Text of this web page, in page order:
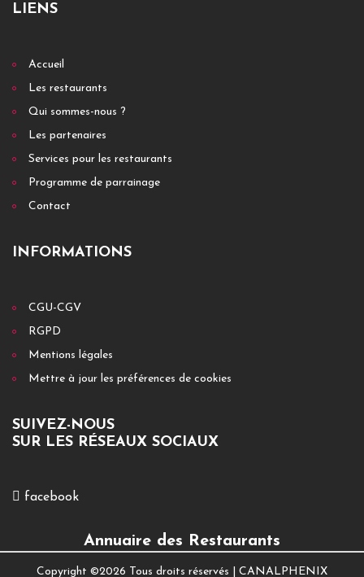
LIENS
Accueil
Les restaurants
Qui sommes-nous ?
Les partenaires
Services pour les restaurants
Programme de parrainage
Contact
INFORMATIONS
CGU-CGV
RGPD
Mentions légales
Mettre à jour les préférences de cookies
SUIVEZ-NOUS
SUR LES RÉSEAUX SOCIAUX
facebook
Annuaire des Restaurants
Copyright ©2026 Tous droits réservés | CANALPHENIX